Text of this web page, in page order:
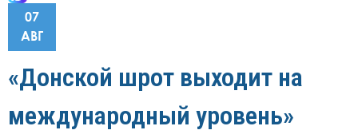
07
АВГ
«Донской шрот выходит на
международный уровень»